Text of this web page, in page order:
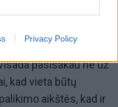
Privacy Policy
yra aikščių
pasisakau ne už
kad vieta būtų
aikštės, kad ir